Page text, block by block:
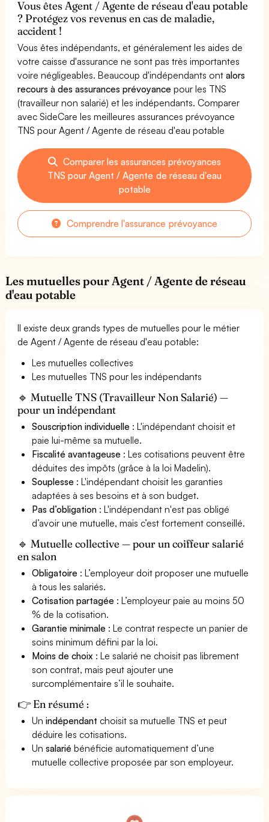
Vous êtes Agent / Agente de réseau d'eau potable
? Protégez vos revenus en cas de maladie,
accident !
Vous êtes indépendants, et généralement les aides de
votre caisse d'assurance ne sont pas très importantes
voire négligeables. Beaucoup d'indépendants ontalors
recours à des assurances prévoyance pour les TNS
(travailleur non salarié) et les indépendants. Comparer
avec SideCare les meilleures assurances prévoyance
TNS pour Agent / Agente de réseau d'eau potable
Comparer les assurances prévoyances
TNS pour Agent / Agente de réseau d'eau
potable
Comprendre l'assurance prévoyance
Les mutuelles pour Agent / Agente de réseau
d'eau potable
Il existe deux grands types de mutuelles pour le métier
de Agent / Agente de réseau d'eau potable:
Les mutuelles collectives
Les mutuelles TNS pour les indépendants
🔹 Mutuelle TNS (Travailleur Non Salarié) —
pour un indépendant
Souscription individuelle : L'indépendant choisit et
paie lui-même sa mutuelle.
Fiscalité avantageuse : Les cotisations peuvent être
déduites des impôts (grâce à la loi Madelin).
Souplesse : L'indépendant choisit les garanties
adaptées à ses besoins et à son budget.
Pas d’obligation : L'indépendant n'est pas obligé
d’avoir une mutuelle, mais c’est fortement conseillé.
🔹 Mutuelle collective — pour un coiffeur salarié
en salon
Obligatoire : L’employeur doit proposer une mutuelle
à tous les salariés.
Cotisation partagée : L’employeur paie au moins 50
% de la cotisation.
Garantie minimale : Le contrat respecte un panier de
soins minimum défini par la loi.
Moins de choix : Le salarié ne choisit pas librement
son contrat, mais peut ajouter une
surcomplémentaire s’il le souhaite.
👉 En résumé :
Unindépendant choisit sa mutuelle TNS et peut
déduire les cotisations.
Unsalarié bénéficie automatiquement d’une
mutuelle collective proposée par son employeur.